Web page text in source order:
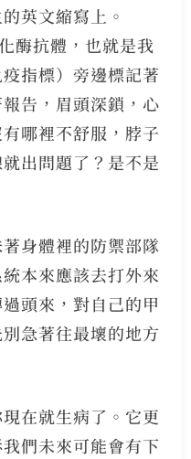
英文縮寫上。
酶抗體，也就是我
指標）旁邊標記著
告，眉頭深鎖，心
哪裡不舒服，脖子
出問題了？是不是
身體裡的防禦部隊
本來應該去打外來
頭來，對自己的甲
急著往最壞的地方
在就生病了。它更
們未來可能會有下